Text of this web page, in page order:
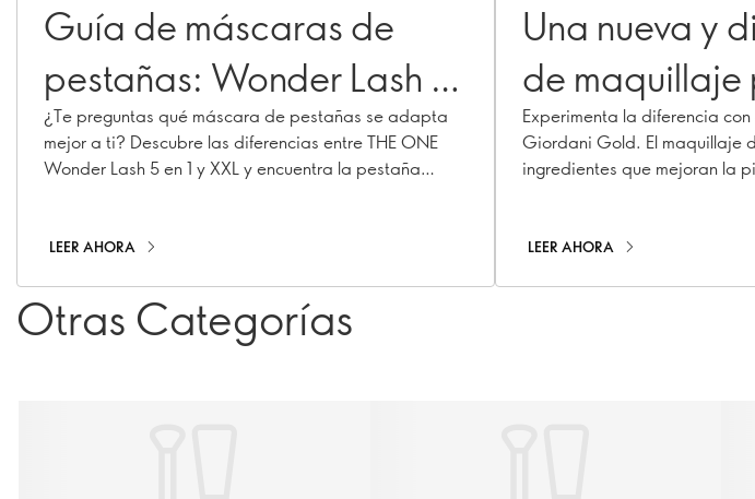
Guía de máscaras de
pestañas: Wonder Lash 5
en 1 vs XXL: ¿cuál es la
más adecuada para ti?
¿Te preguntas qué máscara de pestañas se adapta
mejor a ti? Descubre las diferencias entre THE ONE
Wonder Lash 5 en 1 y XXL y encuentra la pestaña
LEER AHORA
Una nueva y
de maquillaje
cuidado de
Experimenta la diferencia
Giordani Gold. El maquillaje
ingredientes que mejoran la
LEER AHORA
Otras Categorías